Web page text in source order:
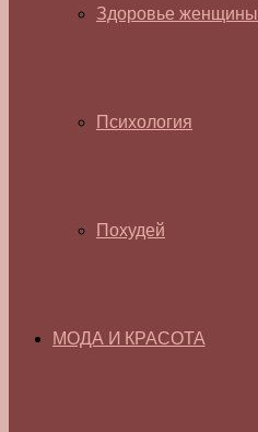
Здоровье женщины
Психология
Похудей
МОДА И КРАСОТА